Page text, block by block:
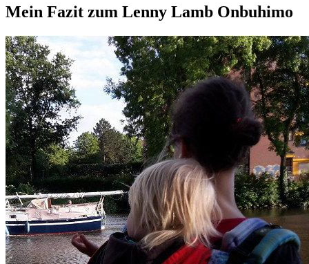
Mein Fazit zum Lenny Lamb Onbuhimo